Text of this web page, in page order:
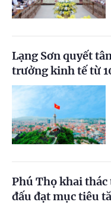
Lạng Sơn quyết
trưởng kinh tế từ
Phú Thọ khai
đấu đạt mục tiêu